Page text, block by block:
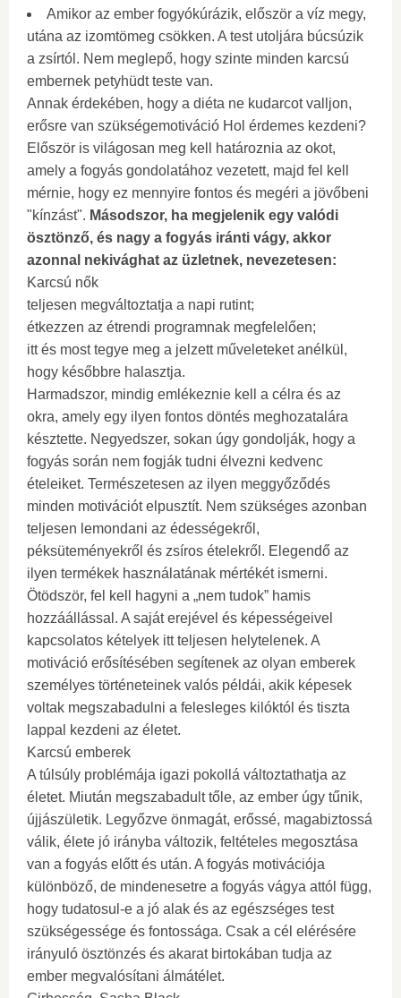
Amikor az ember fogyókúrázik, először a víz megy,
utána az izomtömeg csökken. A test utoljára búcsúzik
a zsírtól. Nem meglepő, hogy szinte minden karcsú
embernek petyhüdt teste van.
Annak érdekében, hogy a diéta ne kudarcot valljon,
erősre van szükségemotiváció Hol érdemes kezdeni?
Először is világosan meg kell határoznia az okot,
amely a fogyás gondolatához vezetett, majd fel kell
mérnie, hogy ez mennyire fontos és megéri a jövőbeni
"kínzást". Másodszor, ha megjelenik egy valódi
ösztönző, és nagy a fogyás iránti vágy, akkor
azonnal nekivághat az üzletnek, nevezetesen:
Karcsú nők
teljesen megváltoztatja a napi rutint;
étkezzen az étrendi programnak megfelelően;
itt és most tegye meg a jelzett műveleteket anélkül,
hogy későbbre halasztja.
Harmadszor, mindig emlékeznie kell a célra és az
okra, amely egy ilyen fontos döntés meghozatalára
késztette. Negyedszer, sokan úgy gondolják, hogy a
fogyás során nem fogják tudni élvezni kedvenc
ételeiket. Természetesen az ilyen meggyőződés
minden motivációt elpusztít. Nem szükséges azonban
teljesen lemondani az édességekről,
péksüteményekről és zsíros ételekről. Elegendő az
ilyen termékek használatának mértékét ismerni.
Ötödször, fel kell hagyni a „nem tudok” hamis
hozzáállással. A saját erejével és képességeivel
kapcsolatos kételyek itt teljesen helytelenek. A
motiváció erősítésében segítenek az olyan emberek
személyes történeteinek valós példái, akik képesek
voltak megszabadulni a felesleges kilóktól és tiszta
lappal kezdeni az életet.
Karcsú emberek
A túlsúly problémája igazi pokollá változtathatja az
életet. Miután megszabadult tőle, az ember úgy tűnik,
újjászületik. Legyőzve önmagát, erőssé, magabiztossá
válik, élete jó irányba változik, feltételes megosztása
van a fogyás előtt és után. A fogyás motivációja
különböző, de mindenesetre a fogyás vágya attól függ,
hogy tudatosul-e a jó alak és az egészséges test
szükségessége és fontossága. Csak a cél elérésére
irányuló ösztönzés és akarat birtokában tudja az
ember megvalósítani álmátélet.